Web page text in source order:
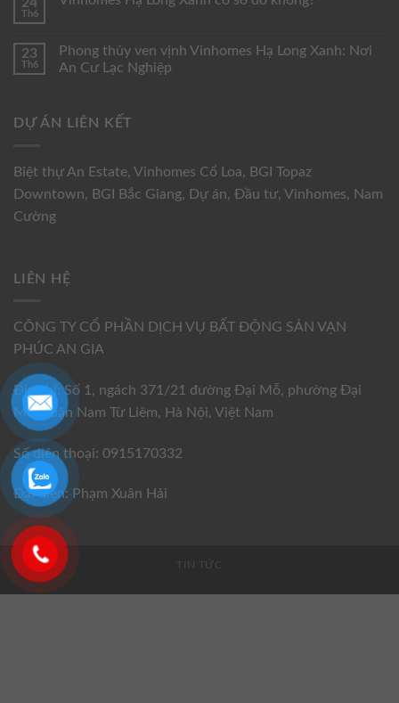
Th6
23
Th6
Phong thủy ven vịnh Vinhomes Hạ Long Xanh: Nơi
An Cư Lạc Nghiệp
DỰ ÁN LIÊN KẾT
Biệt thự An Estate, Vinhomes Cổ Loa, BGI Topaz
Downtown, BGI Bắc Giang, Dự án, Đầu tư, Vinhomes, Nam
Cường
LIÊN HỆ
CÔNG TY CỔ PHẦN DỊCH VỤ BẤT ĐỘNG SẢN VẠN
PHÚC AN GIA
Địa chỉ: Số 1, ngách 371/21 đường Đại Mỗ, phường Đại
Mỗ, quận Nam Từ Liêm, Hà Nội, Việt Nam
Số điện thoại: 0915170332
Đại diện: Phạm Xuân Hải
TIN TỨC